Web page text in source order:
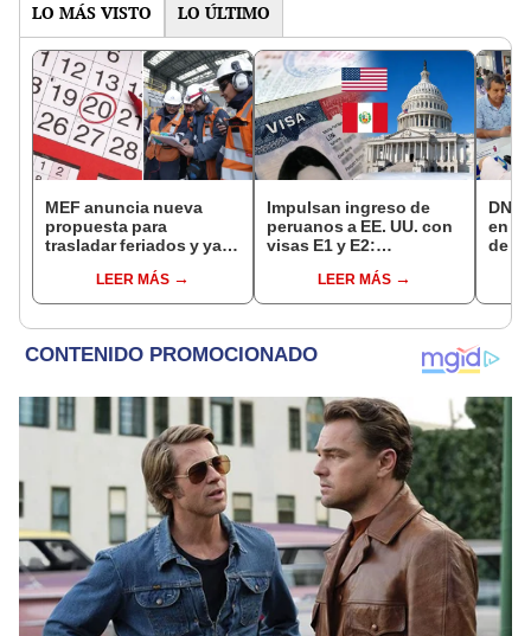
LO MÁS VISTO LO ÚLTIMO
MEF anuncia nueva
propuesta para
trasladar feriados y ya
“Lunes es mejor día”
LEER MÁS
Impulsan ingreso de
peruanos a EE. UU. con
visas E1 y E2:
pymes serían los más
beneficiados
LEER MÁS
DNI
en
de